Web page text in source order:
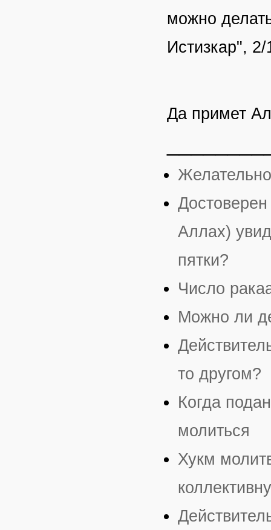
можно
Истизкар", 2/
Да примет
Аллах)
пятки?
Число
Можно ли
то другом?
Когда
молиться
Хукм